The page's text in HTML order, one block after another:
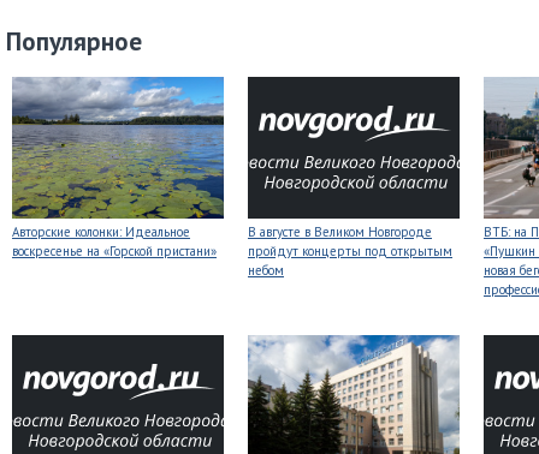
Популярное
Авторские колонки: Идеальное
воскресенье на «Горской пристани»
В августе в Великом Новгороде
пройдут концерты под открытым
небом
ВТБ: на
«Пушкин
новая